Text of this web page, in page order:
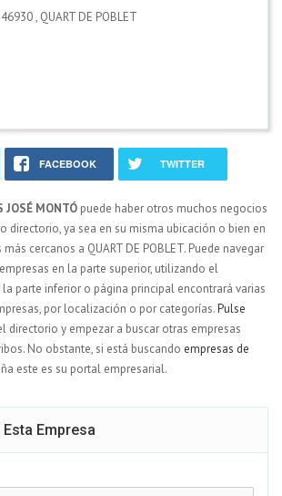
46930, QUART DE POBLET
FACEBOOK TWITTER
JOSÉ MONTÓ puede haber otros muchos negocios
directorio, ya sea en su misma ubicación o bien en
cercanos a QUART DE POBLET. Puede navegar
en la parte superior, utilizando el
la parte inferior o página principal encontrará varias
por localización o por categorías.Pulse
directorio y empezar a buscar otras empresas
No obstante, si está buscando empresas de
este es su portal empresarial.
Empresa